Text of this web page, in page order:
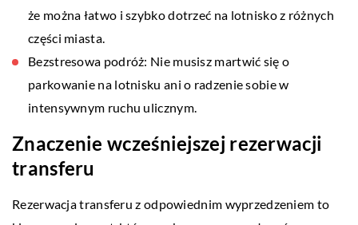
że można łatwo i szybko dotrzeć na lotnisko z różnych
części miasta.
Bezstresowa podróż: Nie musisz martwić się o
parkowanie na lotnisku ani o radzenie sobie w
intensywnym ruchu ulicznym.
Znaczenie wcześniejszej rezerwacji
transferu
Rezerwacja transferu z odpowiednim wyprzedzeniem to